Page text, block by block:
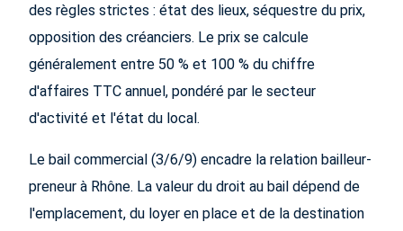
des règles strictes : état des lieux, séquestre du prix,
opposition des créanciers. Le prix se calcule
généralement entre 50 % et 100 % du chiffre
d'affaires TTC annuel, pondéré par le secteur
d'activité et l'état du local.
Le bail commercial (3/6/9) encadre la relation bailleur-
preneur à Rhône. La valeur du droit au bail dépend de
l'emplacement, du loyer en place et de la destination